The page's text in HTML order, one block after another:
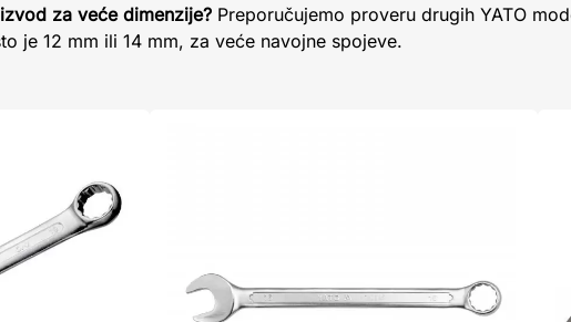
za veće dimenzije? Preporučujemo proveru drugih YATO
je 12 mm ili 14 mm, za veće navojne spojeve.